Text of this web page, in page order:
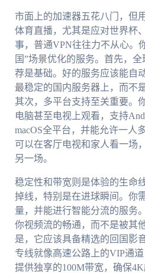
市面上的加速器五花八门，但
体育直播，尤其是应对世界杯
事，普通VPN往往力不从心。
国”场景优化的服务。首先，
荐是基础。好的服务应该能自
最稳定的国内服务器上，而不
其次，多平台支持至关重要。
电脑甚至电视上观看，支持
macOS全平台，并能允许一人
可以在客厅电视和家人看一场
另一场。
稳定性和带宽则是体验的生命
掉线，特别是在进球瞬间。你
量，并能进行智能分流的服务
你视频流的畅通，而不是被其
是，它应该具备精选的回国影
专线就像高速公路上的VIP通
提供独享的100M带宽，确保